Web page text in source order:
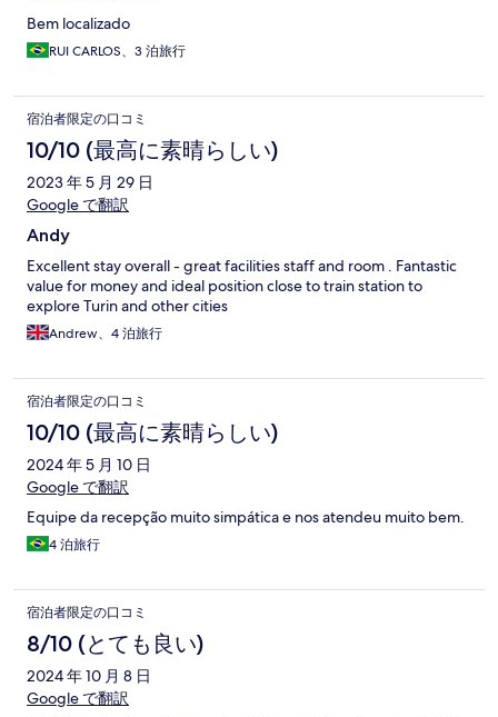
Bem localizado
RUI CARLOS、3 泊旅行
宿泊者限定の口コミ
10/10 (最高に素晴らしい)
2023 年 5 月 29 日
Google で翻訳
Andy
Excellent stay overall - great facilities staff and room . Fantastic
value for money and ideal position close to train station to
explore Turin and other cities
Andrew、4 泊旅行
宿泊者限定の口コミ
10/10 (最高に素晴らしい)
2024 年 5 月 10 日
Google で翻訳
Equipe da recepção muito simpática e nos atendeu muito bem.
4 泊旅行
宿泊者限定の口コミ
8/10 (とても良い)
2024 年 10 月 8 日
Google で翻訳